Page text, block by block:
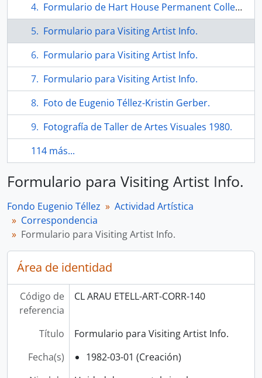
Formulario de Hart House Permanent Collection.
Formulario para Visiting Artist Info.
Formulario para Visiting Artist Info.
Formulario para Visiting Artist Info.
Foto de Eugenio Téllez-Kristin Gerber.
Fotografía de Taller de Artes Visuales 1980.
114 más...
Formulario para Visiting Artist Info.
Fondo Eugenio Téllez
Actividad Artística
Correspondencia
Formulario para Visiting Artist Info.
Área de identidad
Código de
referencia
CL ARAU ETELL-ART-CORR-140
Título
Formulario para Visiting Artist Info.
Fecha(s)
1982-03-01 (Creación)